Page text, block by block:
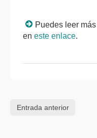
Puedes leer
en este enlace.
Entrada anterior